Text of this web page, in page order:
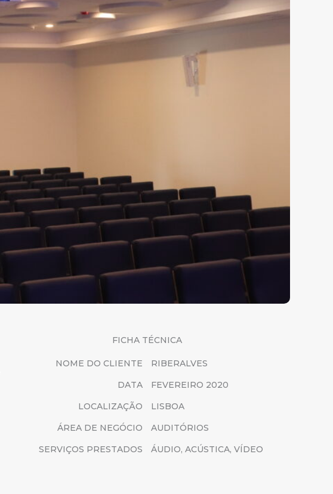
FICHA TÉCNICA
NOME DO CLIENTE
RIBERALVES
DATA
FEVEREIRO 2020
LOCALIZAÇÃO
LISBOA
ÁREA DE NEGÓCIO
AUDITÓRIOS
SERVIÇOS PRESTADOS
ÁUDIO, ACÚSTICA, VÍDEO